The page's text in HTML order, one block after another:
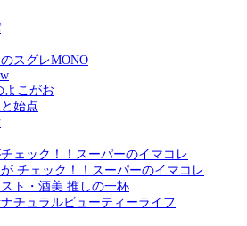
スグレMONO
よこがお
始点
ェック！！スーパーのイマコレ
チェック！！スーパーのイマコレ
ト・酒美 推しの一杯
チュラルビューティーライフ